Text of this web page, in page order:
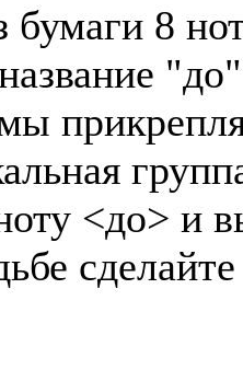
бумаги 8
<до> и